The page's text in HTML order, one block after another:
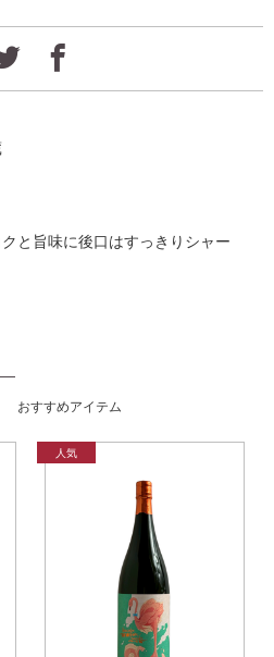
と旨味に後口はすっきりシャー
おすすめアイテム